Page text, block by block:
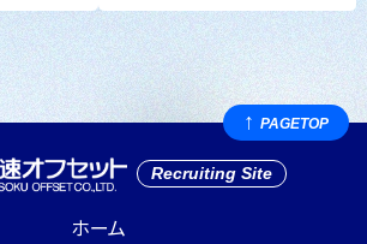
PAGETOP
Recruiting Site
ホーム